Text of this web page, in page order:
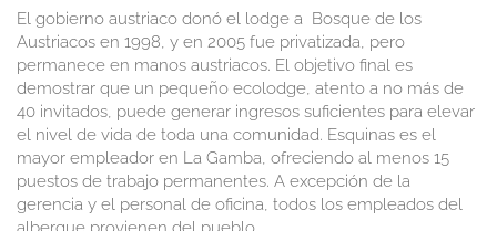
El gobierno austriaco donó el lodge a Bosque de los
Austriacos en 1998, y en 2005 fue privatizada, pero
permanece en manos austriacos. El objetivo final es
demostrar que un pequeño ecolodge, atento a no más de
40 invitados, puede generar ingresos suficientes para elevar
el nivel de vida de toda una comunidad. Esquinas es el
mayor empleador en La Gamba, ofreciendo al menos 15
puestos de trabajo permanentes. A excepción de la
gerencia y el personal de oficina, todos los empleados del